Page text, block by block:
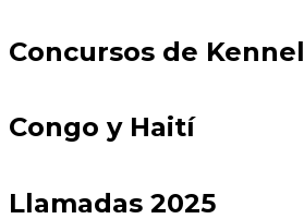
Concursos de Kennel
Congo y Haití
Llamadas 2025